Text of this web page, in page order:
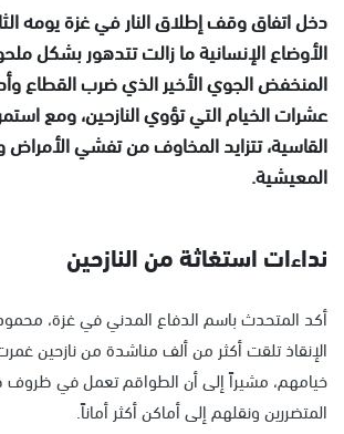
دخل اتفاق وقف إطلاق النار في غزة يومه
الأوضاع الإنسانية ما زالت تتدهور بشكل
المنخفض الجوي الأخير الذي ضرب القطاع
عشرات الخيام التي تؤوي النازحين، ومع
القاسية، تتزايد المخاوف من تفشي الأمراض
المعيشية.
نداءات استغاثة من النازحين
أكد المتحدث باسم الدفاع المدني في غزة،
الإنقاذ تلقت أكثر من ألف مناشدة من نازحين
خيامهم، مشيراً إلى أن الطواقم تعمل في ظروف
المتضررين ونقلهم إلى أماكن أكثر أماناً.